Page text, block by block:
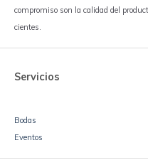
compromiso son la calidad del
cientes.
Servicios
Bodas
Eventos